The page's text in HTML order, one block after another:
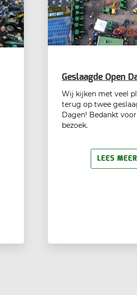
Geslaagde Open
Wij kijken met veel
terug op twee
Dagen! Bedankt
bezoek.
LEES MEER